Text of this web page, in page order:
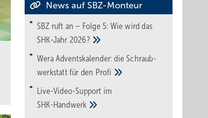
News auf SBZ-Monteur
SBZ ruft an – Folge 5: Wie wird das
SHK-Jahr 2026?
Wera Adventskalender: die Schraub­
werk­statt für den Pro­fi
Live-Video-Support im
SHK-Handwerk